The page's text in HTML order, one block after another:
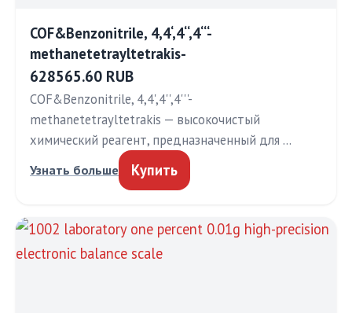
COF&Benzonitrile, 4,4‘,4‘‘,4‘‘‘-
methanetetrayltetrakis-
628565.60 RUB
COF&Benzonitrile, 4,4',4'',4'''-
methanetetrayltetrakis — высокочистый
химический реагент, предназначенный для …
Узнать больше Купить